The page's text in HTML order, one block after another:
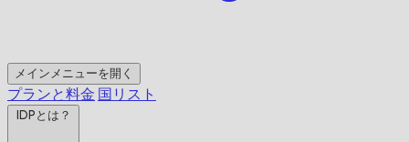
メインメニューを開く
プランと料金 国リスト
IDPとは？